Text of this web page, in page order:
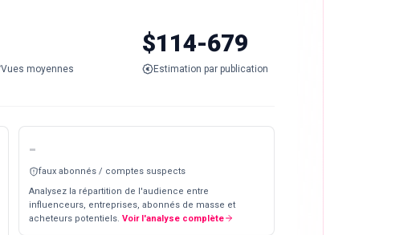
Vues moyennes
$114-679
Estimation par publication
-
faux abonnés / comptes suspects
Analysez la répartition de l'audience entre
influenceurs, entreprises, abonnés de masse et
acheteurs potentiels. Voir l'analyse complète